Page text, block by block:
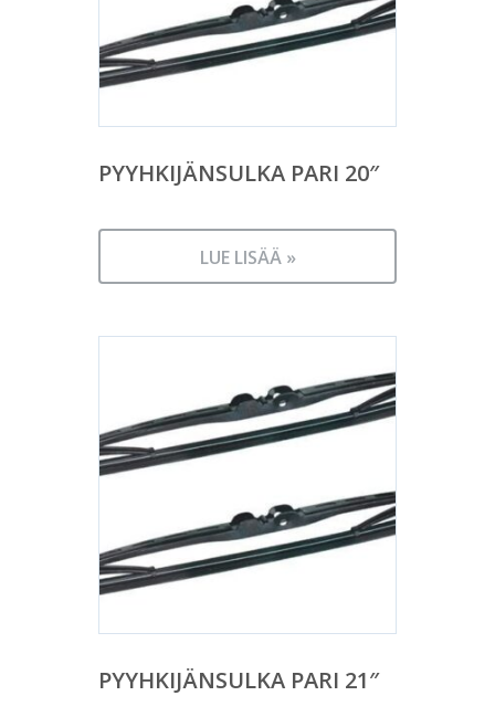
PYYHKIJÄNSULKA PARI 20″
LUE LISÄÄ »
PYYHKIJÄNSULKA PARI 21″